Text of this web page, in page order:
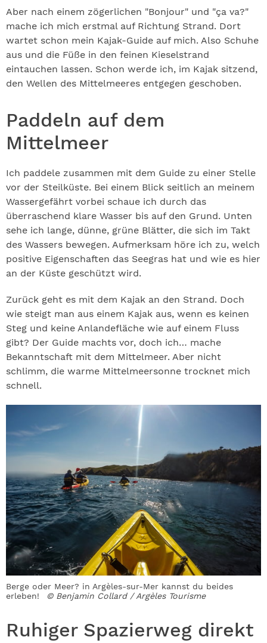
Aber nach einem zögerlichen "Bonjour" und "ça va?"
mache ich mich erstmal auf Richtung Strand. Dort
wartet schon mein Kajak-Guide auf mich. Also Schuhe
aus und die Füße in den feinen Kieselstrand
eintauchen lassen. Schon werde ich, im Kajak sitzend,
den Wellen des Mittelmeeres entgegen geschoben.
Paddeln auf dem
Mittelmeer
Ich paddele zusammen mit dem Guide zu einer Stelle
vor der Steilküste. Bei einem Blick seitlich an meinem
Wassergefährt vorbei schaue ich durch das
überraschend klare Wasser bis auf den Grund. Unten
sehe ich lange, dünne, grüne Blätter, die sich im Takt
des Wassers bewegen. Aufmerksam höre ich zu, welch
positive Eigenschaften das Seegras hat und wie es hier
an der Küste geschützt wird.
Zurück geht es mit dem Kajak an den Strand. Doch
wie steigt man aus einem Kajak aus, wenn es keinen
Steg und keine Anlandefläche wie auf einem Fluss
gibt? Der Guide machts vor, doch ich… mache
Bekanntschaft mit dem Mittelmeer. Aber nicht
schlimm, die warme Mittelmeersonne trocknet mich
schnell.
Berge oder Meer? in Argèles-sur-Mer kannst du beides
erleben!
© Benjamin Collard / Argèles Tourisme
Ruhiger Spazierweg direkt